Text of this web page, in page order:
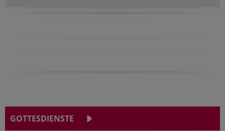
GOTTESDIENSTE